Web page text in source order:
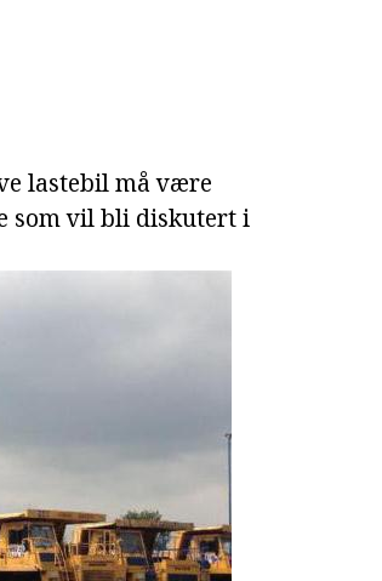
lastebil må være
som vil bli diskutert i